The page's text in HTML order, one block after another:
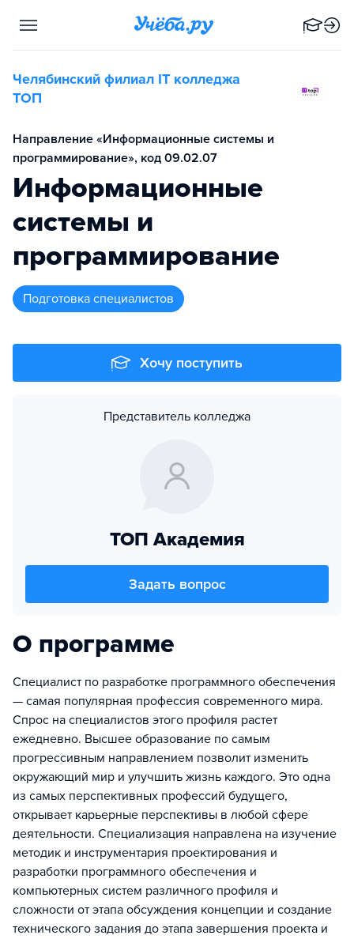
Челябинский филиал IT колледжа
TOП
Направление «Информационные системы и
программирование», код 09.02.07
Информационные
системы и
программирование
подготовка специалистов
Хочу поступить
Представитель колледжа
ТОП Академия
Задать вопрос
О программе
Специалист по разработке программного обеспечения
— самая популярная профессия современного мира.
Спрос на специалистов этого профиля растет
ежедневно. Высшее образование по самым
прогрессивным направлением позволит изменить
окружающий мир и улучшить жизнь каждого. Это одна
из самых перспективных профессий будущего,
открывает карьерные перспективы в любой сфере
деятельности. Специализация направлена ​​на изучение
методик и инструментария проектирования и
разработки программного обеспечения и
компьютерных систем различного профиля и
сложности от этапа обсуждения концепции и создание
технического задания до этапа завершения проекта и